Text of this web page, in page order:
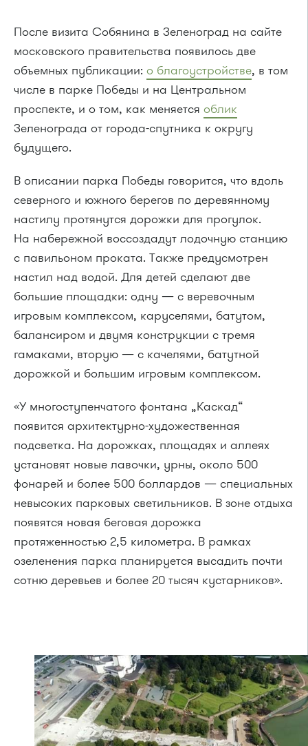
После визита Собянина в Зеленоград на сайте
московского правительства появилось две
объемных публикации: о благоустройстве, в том
числе в парке Победы и на Центральном
проспекте, и о том, как меняется облик
Зеленограда от города-спутника к округу
будущего.
В описании парка Победы говорится, что вдоль
северного и южного берегов по деревянному
настилу протянутся дорожки для прогулок.
На набережной воссоздадут лодочную станцию
с павильоном проката. Также предусмотрен
настил над водой. Для детей сделают две
большие площадки: одну — с веревочным
игровым комплексом, каруселями, батутом,
балансиром и двумя конструкции с тремя
гамаками, вторую — с качелями, батутной
дорожкой и большим игровым комплексом.
«У многоступенчатого фонтана „Каскад“
появится архитектурно-художественная
подсветка. На дорожках, площадях и аллеях
установят новые лавочки, урны, около 500
фонарей и более 500 боллардов — специальных
невысоких парковых светильников. В зоне отдыха
появятся новая беговая дорожка
протяженностью 2,5 километра. В рамках
озеленения парка планируется высадить почти
сотню деревьев и более 20 тысяч кустарников».